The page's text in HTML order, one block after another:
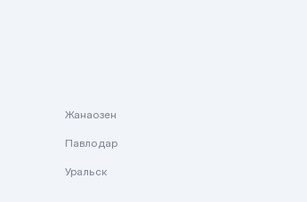
Жанаозен
Павлодар
Уральск